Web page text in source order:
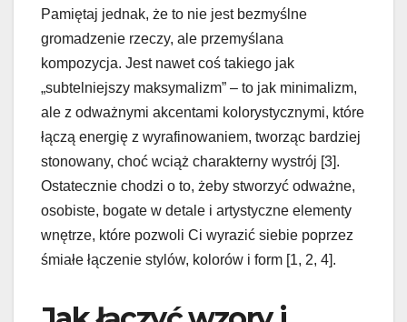
Pamiętaj jednak, że to nie jest bezmyślne
gromadzenie rzeczy, ale przemyślana
kompozycja. Jest nawet coś takiego jak
„subtelniejszy maksymalizm” – to jak minimalizm,
ale z odważnymi akcentami kolorystycznymi, które
łączą energię z wyrafinowaniem, tworząc bardziej
stonowany, choć wciąż charakterny wystrój [3].
Ostatecznie chodzi o to, żeby stworzyć odważne,
osobiste, bogate w detale i artystyczne elementy
wnętrze, które pozwoli Ci wyrazić siebie poprzez
śmiałe łączenie stylów, kolorów i form [1, 2, 4].